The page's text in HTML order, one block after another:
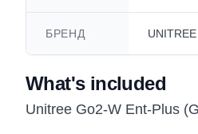
БРЕНД
What's included
Unitree Go2-W Ent-Plus